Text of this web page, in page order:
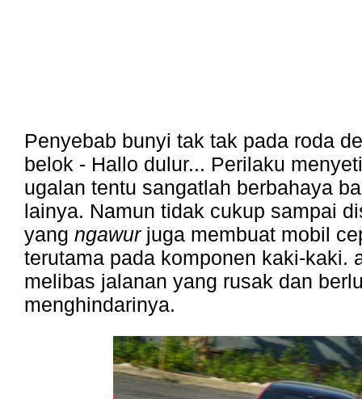
Penyebab bunyi tak tak pada roda
belok - Hallo dulur... Perilaku
ugalan tentu sangatlah berbahaya
lainya. Namun tidak cukup sampai
yang ngawurjuga membuat mobil
terutama pada komponen kaki-kaki.
melibas jalanan yang rusak dan
menghindarinya.